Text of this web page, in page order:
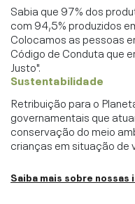
Sabia que 97% dos
com 94,5% produzidos
Colocamos as pessoas
Código de Conduta que
Justo".
Sustentabilidade
Retribuição para o
governamentais que
conservação do meio
crianças em situação de
Saiba mais sobre